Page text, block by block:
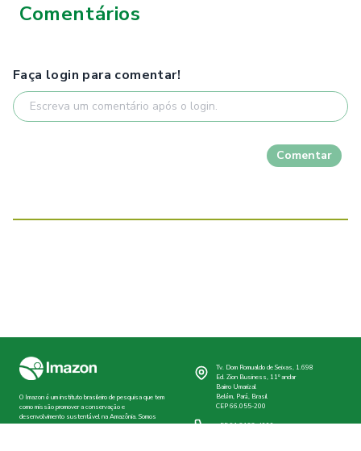
Comentários
Faça login para comentar!
Comentar
O Imazon é um instituto brasileiro de pesquisa que tem
como missão promover a conservação e
desenvolvimento sustentável na Amazônia. Somos
Tv. Dom Romualdo de Seixas, 1.698
Ed. Zion Business, 11º andar
Bairro Umarizal
Belém, Pará, Brasil
CEP 66.055-200
+55 91 3182-4000